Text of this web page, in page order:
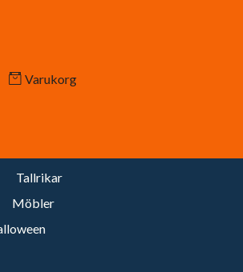
Varukorg
Tallrikar
Möbler